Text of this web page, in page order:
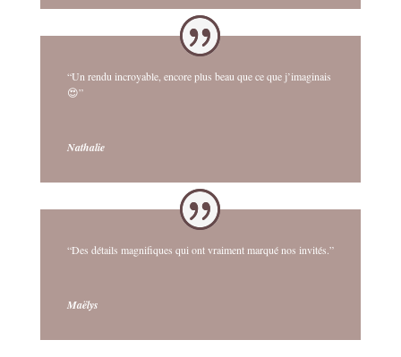
“Un rendu incroyable, encore plus beau que ce que j’imaginais
😍”
Nathalie
“Des détails magnifiques qui ont vraiment marqué nos invités.”
Maëlys